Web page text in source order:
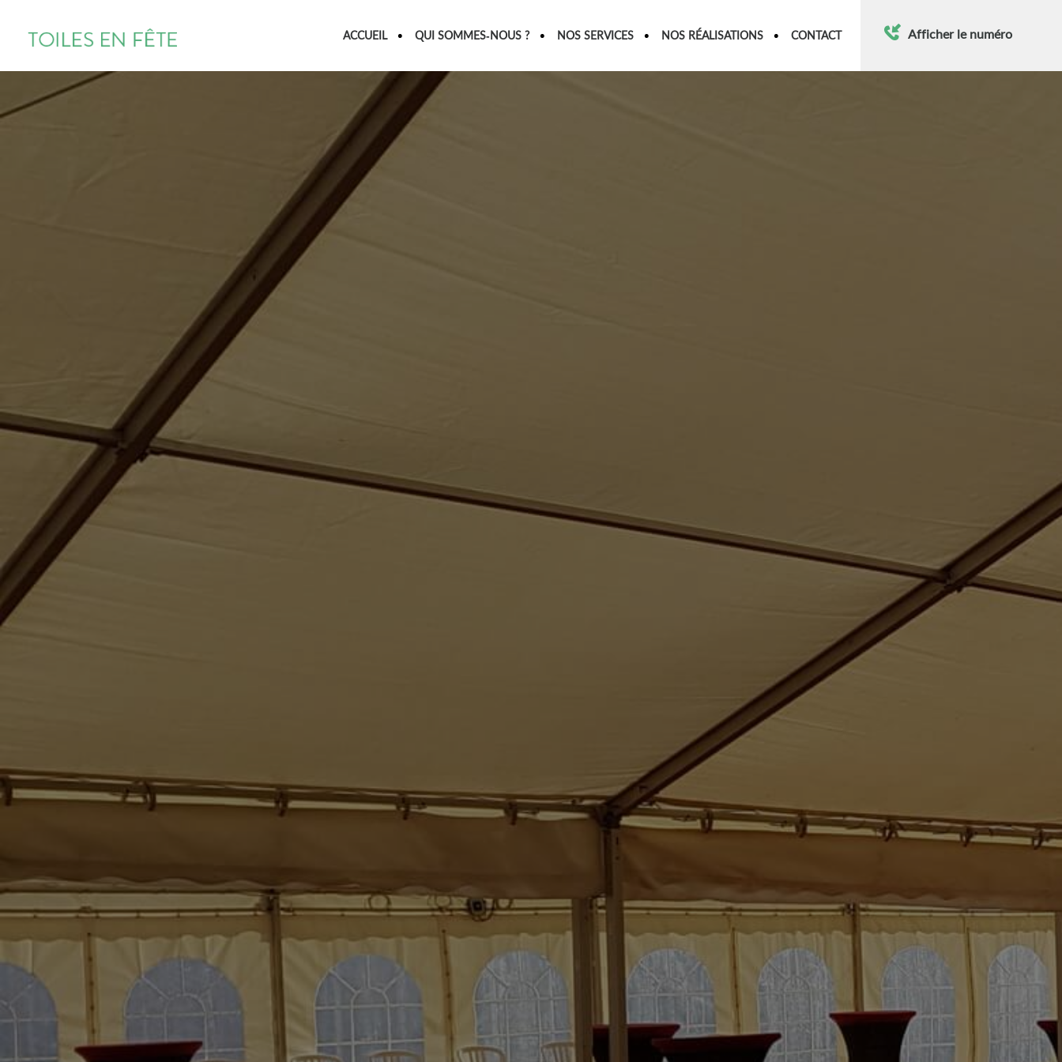
TOILES
EN
ACCUEIL QUI SOMMES-NOUS ? NOS SERVICES NOS RÉALISATIONS CONTACT Afficher le numéro